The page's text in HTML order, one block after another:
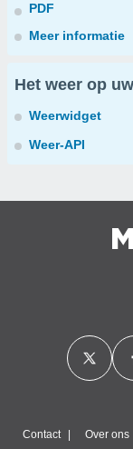
PDF
Meer informatie
Het weer op
Weerwidget
Weer-API
Contact Over ons